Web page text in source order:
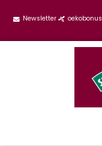
Newsletter oekobonus